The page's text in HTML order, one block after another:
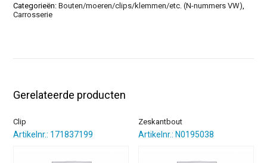
Categorieën:Bouten/moeren/clips/klemmen/etc. (N-nummers VW),
Carrosserie
Gerelateerde producten
Clip
Artikelnr.: 171837199
Zeskantbout
Artikelnr.: N0195038